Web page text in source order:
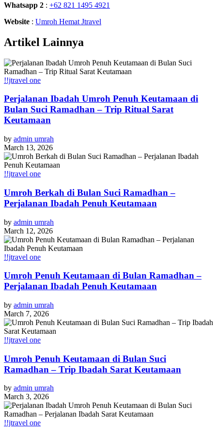
Whatsapp 2 : +62 821 1495 4921
Website : Umroh Hemat Jtravel
Artikel Lainnya
!!jtravel one
Perjalanan Ibadah Umroh Penuh Keutamaan di
Bulan Suci Ramadhan – Trip Ritual Sarat
Keutamaan
by admin umrah
March 13, 2026
!!jtravel one
Umroh Berkah di Bulan Suci Ramadhan –
Perjalanan Ibadah Penuh Keutamaan
by admin umrah
March 12, 2026
!!jtravel one
Umroh Penuh Keutamaan di Bulan Ramadhan –
Perjalanan Ibadah Penuh Keutamaan
by admin umrah
March 7, 2026
!!jtravel one
Umroh Penuh Keutamaan di Bulan Suci
Ramadhan – Trip Ibadah Sarat Keutamaan
by admin umrah
March 3, 2026
!!jtravel one